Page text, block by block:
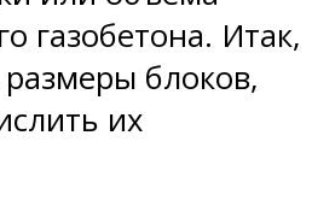
газобетона. Итак,
блоков,
их